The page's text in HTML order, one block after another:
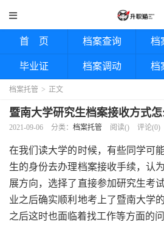
首 页 档案查询 档
毕业证 档案调动 档
档案托管 > 正文
暨南大学研究生档案接收方式
2021-09-06 分类： 档案托管 阅读() 评论(0)
在我们读大学的时候，有些同学可
生的身份去办理档案接收手续，认
展方向，选择了直接参加研究生考
业之后确实顺利地考上了暨南大学
之后这时也面临着找工作等方面的问